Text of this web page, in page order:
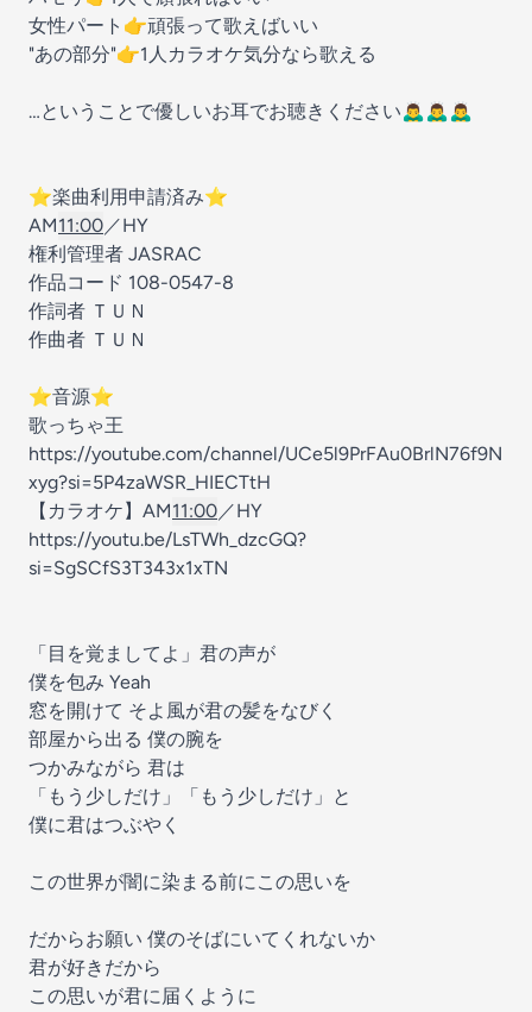
女性パート👉頑張って歌えばいい
"あの部分"👉1人カラオケ気分なら歌える
…ということで優しいお耳でお聴きください🙇‍♂️🙇‍♂️🙇‍♂️
⭐️楽曲利用申請済み⭐️
AM11:00／HY
権利管理者 JASRAC
作品コード 108-0547-8
作詞者 ＴＵＮ
作曲者 ＴＵＮ
⭐️音源⭐️
歌っちゃ王
https://youtube.com/channel/UCe5l9PrFAu0BrlN76f9N
xyg?si=5P4zaWSR_HIECTtH
【カラオケ】AM11:00／HY
https://youtu.be/LsTWh_dzcGQ?
si=SgSCfS3T343x1xTN
「目を覚ましてよ」君の声が
僕を包み Yeah
窓を開けて そよ風が君の髪をなびく
部屋から出る 僕の腕を
つかみながら 君は
「もう少しだけ」「もう少しだけ」と
僕に君はつぶやく
この世界が闇に染まる前にこの思いを
だからお願い 僕のそばにいてくれないか
君が好きだから
この思いが君に届くように